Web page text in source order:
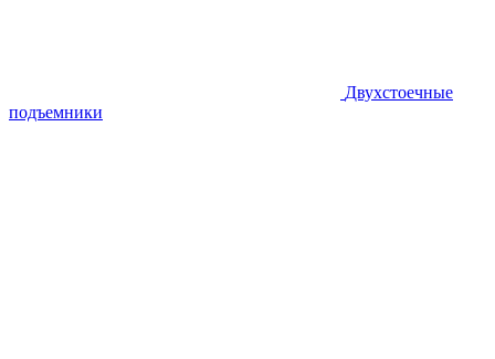
Двухстоечные
подъемники